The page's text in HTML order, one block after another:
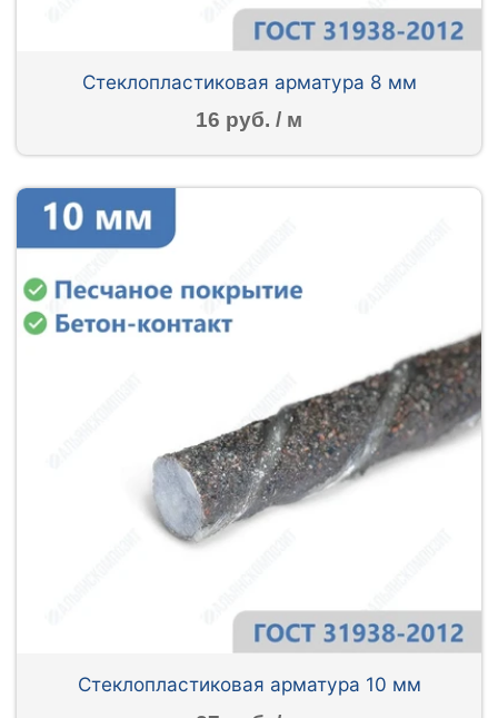
Стеклопластиковая арматура 8 мм
16 руб. / м
Стеклопластиковая арматура 10 мм